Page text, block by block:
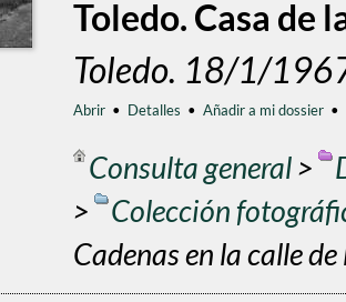
Toledo. Casa de
Toledo. 18/1/
Abrir • Detalles • Añadir a mi dossier •
Consulta general>
>
Colección
Cadenas en la calle